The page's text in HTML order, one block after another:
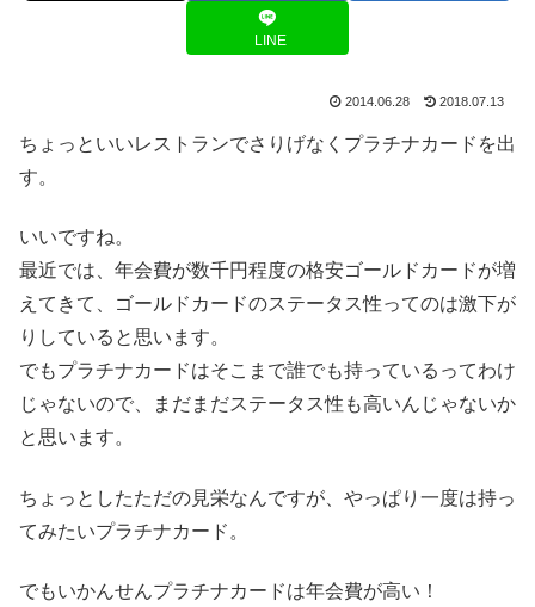
LINE
2014.06.28 2018.07.13
ちょっといいレストランでさりげなくプラチナカードを出
す。
いいですね。
最近では、年会費が数千円程度の格安ゴールドカードが増
えてきて、ゴールドカードのステータス性ってのは激下が
りしていると思います。
でもプラチナカードはそこまで誰でも持っているってわけ
じゃないので、まだまだステータス性も高いんじゃないか
と思います。
ちょっとしたただの見栄なんですが、やっぱり一度は持っ
てみたいプラチナカード。
でもいかんせんプラチナカードは年会費が高い！